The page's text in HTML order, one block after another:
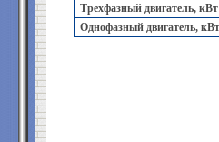
Трехфазный двигатель, кВт
Однофазный двигатель, кВт